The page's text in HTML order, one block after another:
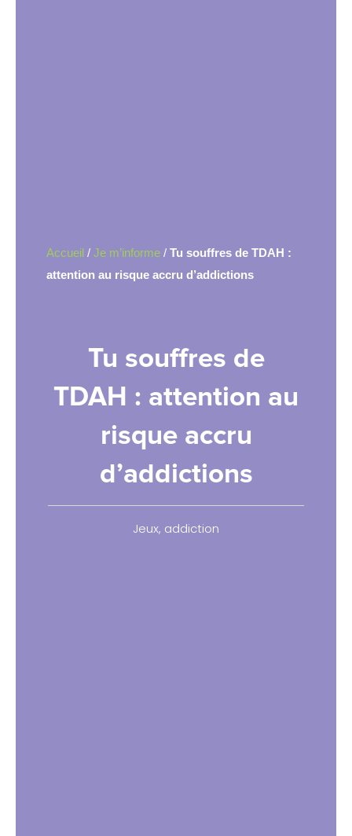
Accueil/ Je m’informe/ Tu souffres de TDAH :
attention au risque accru d’addictions
Tu souffres de
TDAH : attention au
risque accru
d’addictions
Jeux, addiction